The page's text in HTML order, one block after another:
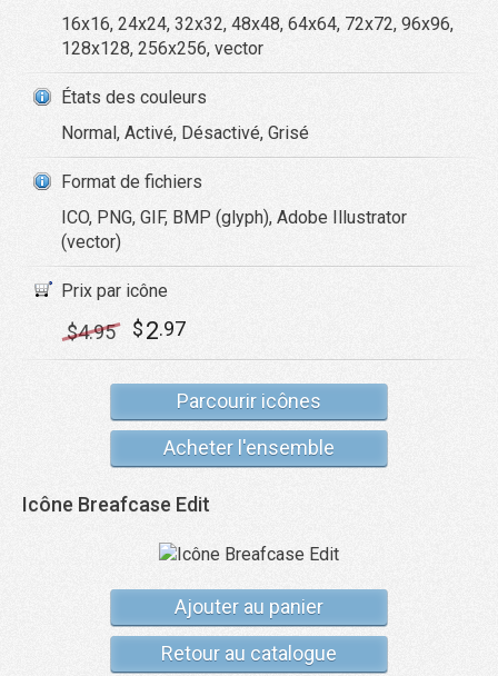
16x16, 24x24, 32x32, 48x48, 64x64, 72x72, 96x96,
128x128, 256x256, vector
États des couleurs
Normal, Activé, Désactivé, Grisé
Format de fichiers
ICO, PNG, GIF, BMP (glyph), Adobe Illustrator
(vector)
Prix par icône
$4.95 $2.97
Parcourir icônes
Acheter l'ensemble
Icône Breafcase Edit
Ajouter au panier
Retour au catalogue